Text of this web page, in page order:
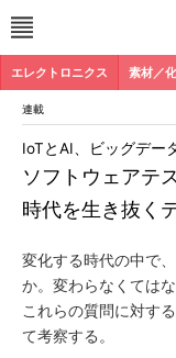
エレクトロニクス 素材／
連載
ソフトウェアテ
時代を生き抜く
IoTとAI、ビッグデー
変化する時代の中で
か。変わらなくては
これらの質問に対す
て考察する。